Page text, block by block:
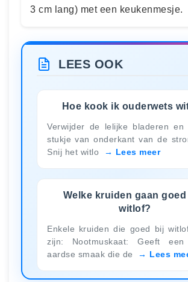
3 cm lang) met een keukenmesje.
LEES OOK
Hoe kook ik ouderwets
Verwijder de lelijke bladeren en
stukje van onderkant van de
Snij het witlo
Lees meer
Welke kruiden gaan goed
witlof?
Enkele kruiden die goed bij
zijn: Nootmuskaat: Geeft een
aardse smaak die de
Lees